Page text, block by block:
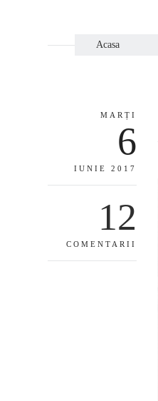
Acasa
MARȚI
6
IUNIE 2017
12
COMENTARII